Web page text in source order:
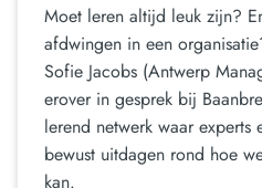
Moet leren altijd leuk zijn?
afdwingen in een
Sofie Jacobs (Antwerp
erover in gesprek bij
lerend netwerk waar experts
bewust uitdagen rond hoe
kan.